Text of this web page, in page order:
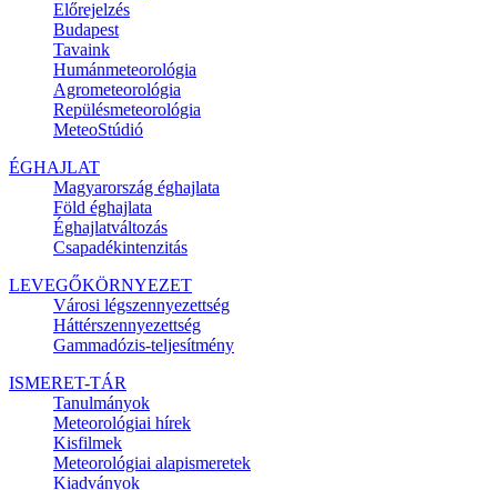
Előrejelzés
Budapest
Tavaink
Humánmeteorológia
Agrometeorológia
Repülésmeteorológia
MeteoStúdió
ÉGHAJLAT
Magyarország éghajlata
Föld éghajlata
Éghajlatváltozás
Csapadékintenzitás
LEVEGŐKÖRNYEZET
Városi légszennyezettség
Háttérszennyezettség
Gammadózis-teljesítmény
ISMERET-TÁR
Tanulmányok
Meteorológiai hírek
Kisfilmek
Meteorológiai alapismeretek
Kiadványok